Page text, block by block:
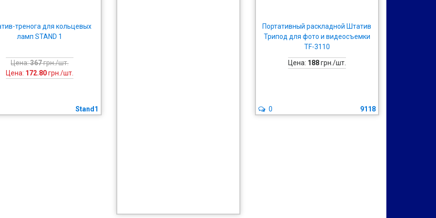
тренога для кольцевых
ламп STAND 1
Цена:367грн./шт.
Цена: 172.80грн./шт.
Stand1
Портативный раскладной Штатив
Трипод для фото и видеосъемки
TF-3110
Цена: 188грн./шт.
9118
0